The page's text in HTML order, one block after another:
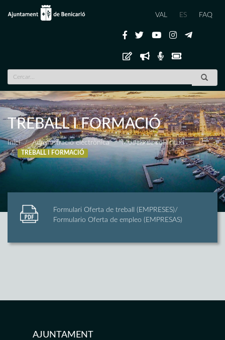
VAL ES FAQ
TREBALL I FORMACIÓ
Inici Administració electrònica Models de sol·licitud
TREBALL I FORMACIÓ
Formulari Oferta de treball (EMPRESES)/
Formulario Oferta de empleo (EMPRESAS)
AJUNTAMENT